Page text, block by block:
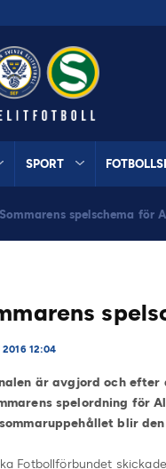
SPORT
Sommarens spelschema för
2016 12:04
är avgjord och efter
spelordning för
blir
Fotbollförbundet